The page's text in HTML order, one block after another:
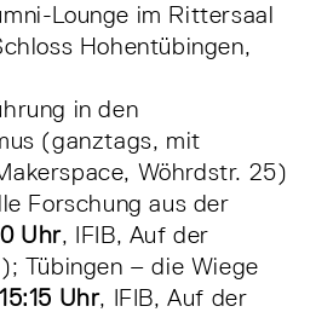
Lounge im Rittersaal
Hohentübingen,
in den
(ganztags, mit
Wöhrdstr. 25)
Forschung aus der
Uhr, IFIB, Auf der
Tübingen – die Wiege
15:15 Uhr, IFIB, Auf der